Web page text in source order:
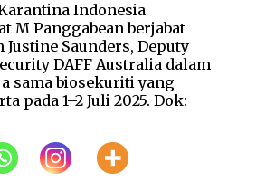
Indonesia
M Panggabean berjabat
Justine Saunders, Deputy
DAFF Australia dalam
sama biosekuriti yang
pada 1–2 Juli 2025. Dok: